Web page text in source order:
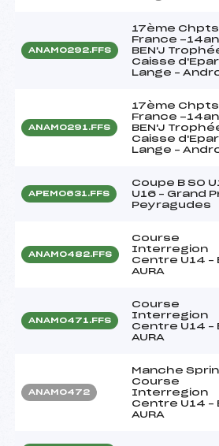
ANAM0292.FFS
17ème
France -
BEN'J
Caisse
Lange –
ANAM0291.FFS
17ème
France -
BEN'J
Caisse
Lange –
APEM0631.FFS
Coupe B SO
U16 – Grand
Peyragudes
ANAM0482.FFS
Course
Interregion
Centre U14 –
AURA
ANAM0471.FFS
Course
Interregion
Centre U14 –
AURA
ANAM0472
Manche
Course
Interregion
Centre U14 –
AURA